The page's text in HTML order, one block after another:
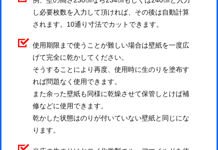
し必要枚数を入力して頂ければ、その後は自動計算
されます。10通り寸法でカットできます。
使用期限まで使うことが難しい場合は壁紙を一度広
げて完全に乾かしてください。
そうすることにより再度、使用時に生のりを塗布す
れば問題なく使用できます。
また余った壁紙も同様に乾燥させて保管しとけば補
修などに使用できます。
乾かした状態はのりが付いていない壁紙と同じにな
ります。